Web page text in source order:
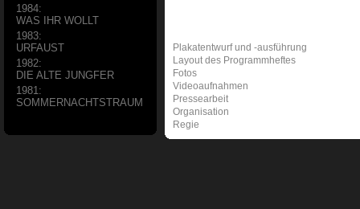
1984:
WAS IHR WOLLT
1983:
URFAUST
1982:
DIE ALTE JUNGFER
1981:
SOMMERNACHTSTRAUM
Plakatentwurf und -ausführung
Layout des Programmheftes
Fotos
Videoaufnahmen
Pressearbeit
Organisation
Regie